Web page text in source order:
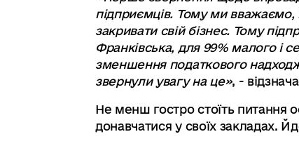
підприємців. Тому ми вважаємо,
закривати свій бізнес. Тому
Франківська, для 99% малого і
зменшення податкового
звернули увагу на це», -
Не менш гостро стоїть питання
донавчатися у своїх закладах.